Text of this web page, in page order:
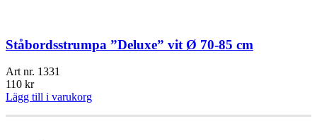
Ståbordsstrumpa ”Deluxe” vit Ø 70-85 cm
Art nr. 1331
110 kr
Lägg till i varukorg